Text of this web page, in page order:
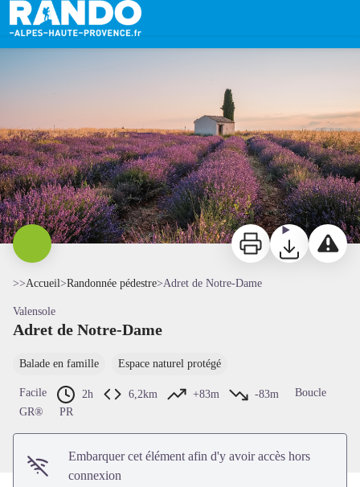
Adret de Notre-Dame
Lever de soleil sur le plateau - Teddy Verneuil AD04
Voir l'image en plein écran
ImprimerTéléchargerSignaler
>>Accueil>Randonnée pédestre>Adret de Notre-Dame
Valensole
Adret de Notre-Dame
Balade en famille Espace naturel protégé
Facile 2h 6,2km +83m -83m
Boucle
GR®
PR
Embarquer cet élément afin d'y avoir accès hors
connexion